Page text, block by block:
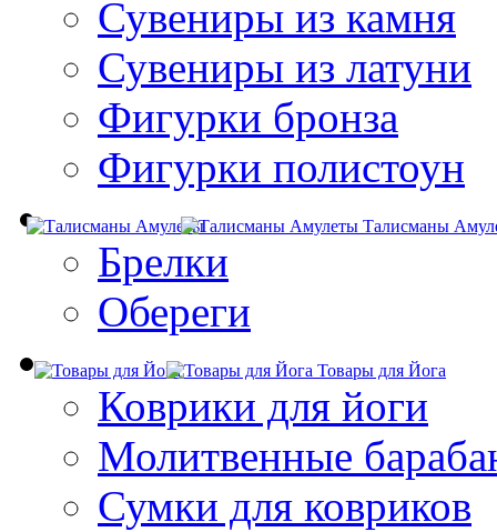
Сувениры из камня
Сувениры из латуни
Фигурки бронза
Фигурки полистоун
Талисманы
Брелки
Обереги
Товары для Йога
Коврики для йоги
Молитвенные
Сумки для ковриков